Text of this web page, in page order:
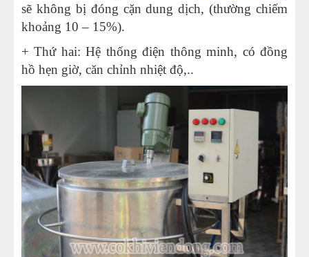
sẽ không bị đóng cặn dung dịch, (thường chiếm
khoảng 10 – 15%).
+ Thứ hai: Hệ thống điện thông minh, có đồng
hồ hẹn giờ, căn chỉnh nhiệt độ,..